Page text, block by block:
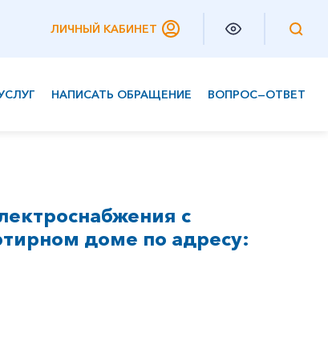
ЛИЧНЫЙ КАБИНЕТ
НАПИСАТЬ ОБРАЩЕНИЕ ВОПРОС—ОТВЕТ
с
доме по адресу: